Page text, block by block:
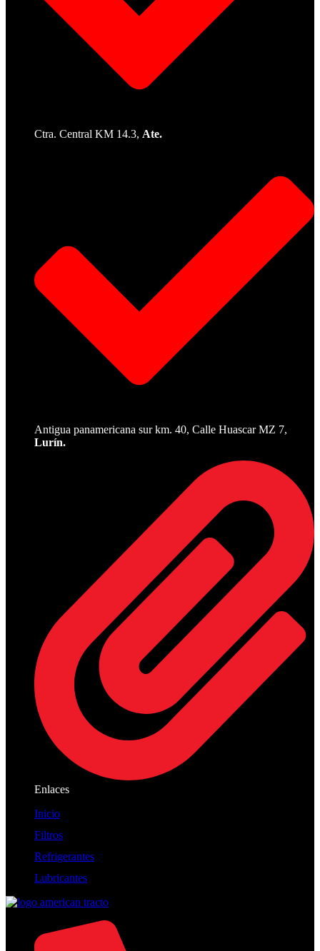
Ctra. Central KM 14.3, Ate.
Antigua panamericana sur km. 40, Calle Huascar MZ 7,
Lurín.
Enlaces
Inicio
Filtros
Refrigerantes
Lubricantes